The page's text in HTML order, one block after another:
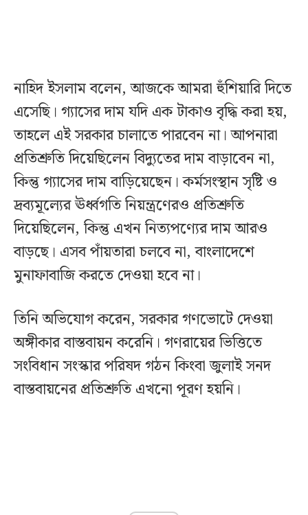
নাহিদ ইসলাম বলেন, আজকে আমরা হুঁশিয়ারি দিতে
এসেছি। গ্যাসের দাম যদি এক টাকাও বৃদ্ধি করা হয়,
তাহলে এই সরকার চালাতে পারবেন না। আপনারা
প্রতিশ্রুতি দিয়েছিলেন বিদ্যুতের দাম বাড়াবেন না,
কিন্তু গ্যাসের দাম বাড়িয়েছেন। কর্মসংস্থান সৃষ্টি ও
দ্রব্যমূল্যের ঊর্ধ্বগতি নিয়ন্ত্রণেরও প্রতিশ্রুতি
দিয়েছিলেন, কিন্তু এখন নিত্যপণ্যের দাম আরও
বাড়ছে। এসব পাঁয়তারা চলবে না, বাংলাদেশে
মুনাফাবাজি করতে দেওয়া হবে না।
তিনি অভিযোগ করেন, সরকার গণভোটে দেওয়া
অঙ্গীকার বাস্তবায়ন করেনি। গণরায়ের ভিত্তিতে
সংবিধান সংস্কার পরিষদ গঠন কিংবা জুলাই সনদ
বাস্তবায়নের প্রতিশ্রুতি এখনো পূরণ হয়নি।